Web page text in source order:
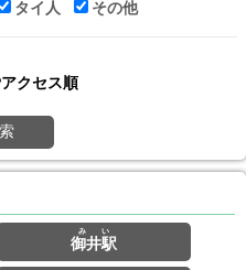
タイ人 その他
クセス順
御井駅
みい